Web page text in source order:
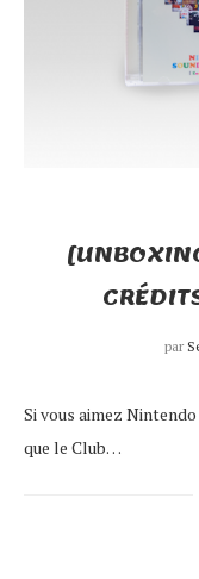
par
Si vous aimez
que le Club…